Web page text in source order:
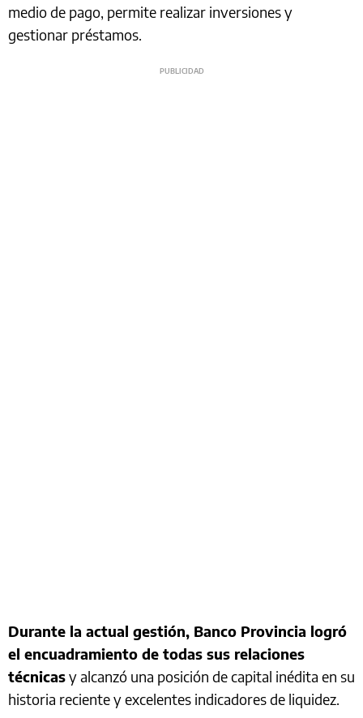
medio de pago, permite realizar inversiones y
gestionar préstamos.
Durante la actual gestión, Banco Provincia logró
el encuadramiento de todas sus relaciones
técnicasy alcanzó una posición de capital inédita en su
historia reciente y excelentes indicadores de liquidez.